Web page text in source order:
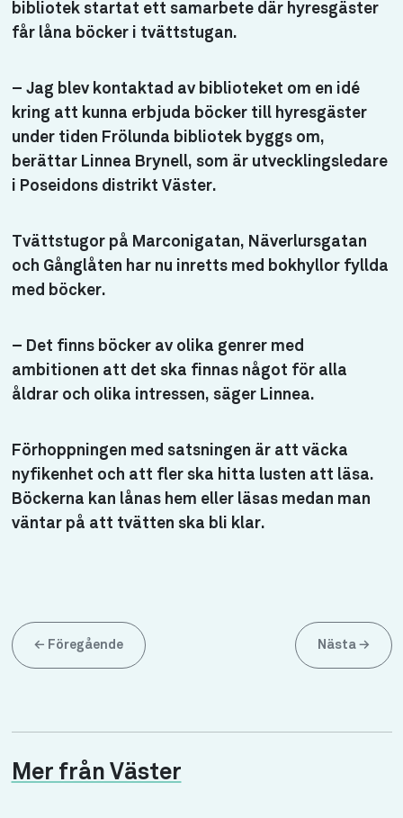
bibliotek startat ett samarbete där hyresgäster
får låna böcker i tvättstugan.
– Jag blev kontaktad av biblioteket om en idé
kring att kunna erbjuda böcker till hyresgäster
under tiden Frölunda bibliotek byggs om,
berättar Linnea Brynell, som är utvecklingsledare
i Poseidons distrikt Väster.
Tvättstugor på Marconigatan, Näverlursgatan
och Gånglåten har nu inretts med bokhyllor fyllda
med böcker.
– Det finns böcker av olika genrer med
ambitionen att det ska finnas något för alla
åldrar och olika intressen, säger Linnea.
Förhoppningen med satsningen är att väcka
nyfikenhet och att fler ska hitta lusten att läsa.
Böckerna kan lånas hem eller läsas medan man
väntar på att tvätten ska bli klar.
← Föregående Nästa →
Mer från Väster